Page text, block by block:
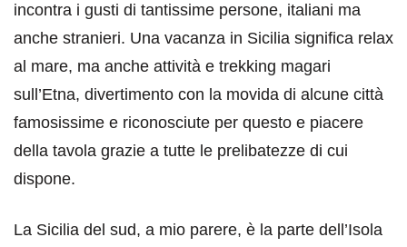
incontra i gusti di tantissime persone, italiani ma
anche stranieri. Una vacanza in Sicilia significa relax
al mare, ma anche attività e trekking magari
sull’Etna, divertimento con la movida di alcune città
famosissime e riconosciute per questo e piacere
della tavola grazie a tutte le prelibatezze di cui
dispone.
La Sicilia del sud, a mio parere, è la parte dell’Isola